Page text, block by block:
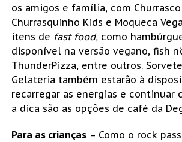
os amigos e família, com
Churrasquinho Kids e Moqueca
itens de fast food,como
disponível na versão vegano, fish
ThunderPizza, entre outros.
Gelateria também estarão à
recarregar as energias e continuar
a dica são as opções de café da
Para as crianças– Como o rock